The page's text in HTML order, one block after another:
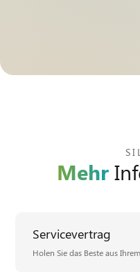
Mehr
Servicevertrag
Holen Sie das Beste aus